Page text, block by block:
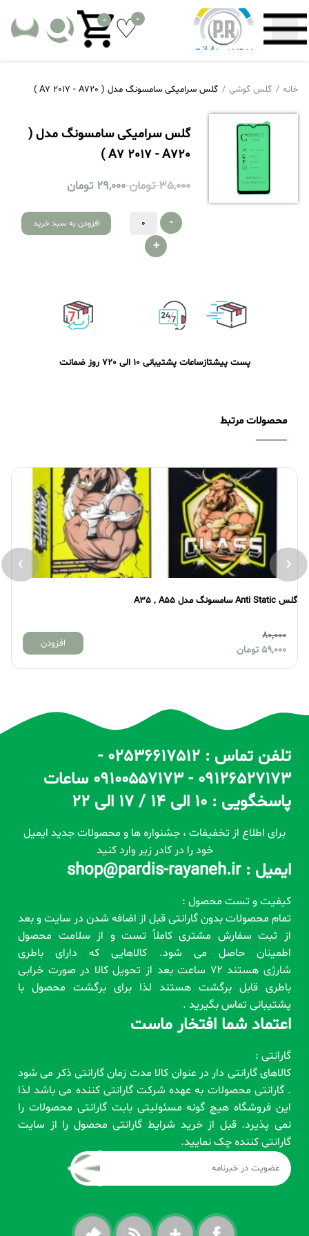
0
0
خانه گلس گوشی گلس سرامیکی سامسونگ مدل ( A7 2017 - A720 )
گلس سرامیکی سامسونگ مدل (
A7 2017 - A720 )
35,000 تومان 29,000 تومان
-
+
افزودن به سبد خرید
پست پیشتازساعات پشتیبانی 10 الی 20 7 روز ضمانت
محصولات مرتبط
گلس Anti Static سامسونگ مدل A35 , A55
80,000
59,000 تومان
افزودن
‹
›
تلفن تماس : 02536617512 -
09126527173 - 09100557173 ساعات
پاسخگویی : 10 الی 14 / 17 الی 22
برای اطلاع از تخفیفات ، جشنواره ها و محصولات جدید ایمیل
خود را در کادر زیر وارد کنید
ایمیل : shop@pardis-rayaneh.ir
کیفیت و تست محصول :
تمام محصولات بدون گارانتی قبل از اضافه شدن در سایت و بعد
از ثبت سفارش مشتری کاملاً تست و از سلامت محصول
اطمینان حاصل می شود. کالاهایی که دارای باطری
شارژی هستند 72 ساعت بعد از تحویل کالا در صورت خرابی
باطری قابل برگشت هستند لذا برای برگشت محصول با
پشتیبانی تماس بگیرید .
اعتماد شما افتخار ماست
گارانتی :
کالاهای گارانتی دار در عنوان کالا مدت زمان گارانتی ذکر می شود
. گارانتی محصولات به عهده شرکت گارانتی کننده می باشد لذا
این فروشگاه هیچ گونه مسئولیتی بابت گارانتی محصولات را
نمی پذیرد. قبل از خرید شرایط گارانتی محصول را از سایت
گارانتی کننده چک نمایید.